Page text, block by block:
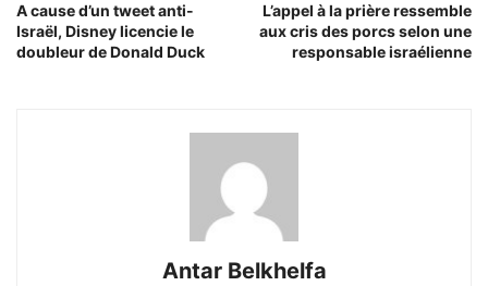
A cause d’un tweet anti-
Israël, Disney licencie le
doubleur de Donald Duck
L’appel à la prière ressemble
aux cris des porcs selon une
responsable israélienne
Antar Belkhelfa